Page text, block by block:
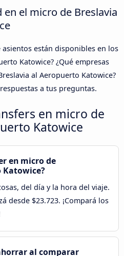
el micro de Breslavia
asientos están disponibles en los
Katowice? ¿Qué empresas
al Aeropuerto Katowice?
a tus preguntas.
en micro de
Katowice
en micro de
Katowice?
del día y la hora del viaje.
desde $23.723. ¡Compará los
al comparar